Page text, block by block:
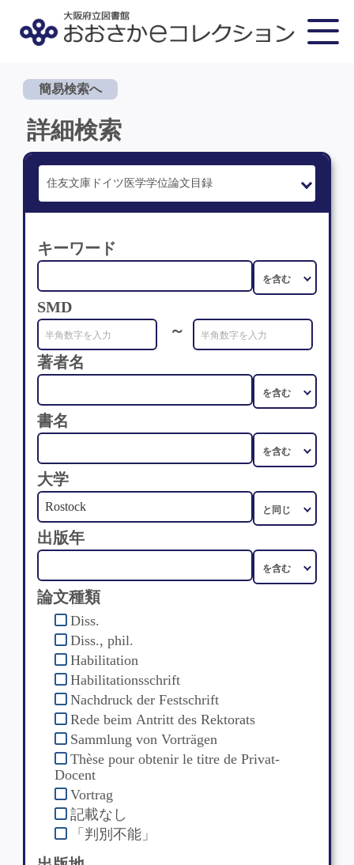
簡易検索へ
詳細検索
キーワード
SMD
～
著者名
書名
大学
出版年
論文種類
Diss.
Diss., phil.
Habilitation
Habilitationsschrift
Nachdruck der Festschrift
Rede beim Antritt des Rektorats
Sammlung von Vorträgen
Thèse pour obtenir le titre de Privat-
Docent
Vortrag
記載なし
「判別不能」